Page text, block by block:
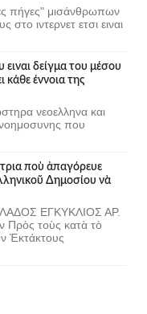
πήγες" μισάνθρωπων
στο ιντερνετ ετσι ειναι
δείγμα του μέσου
κάθε έννοια της
νεοελληνα και
νοημοσυνης που
ποὺ ἀπαγόρευε
Δημοσίου νὰ
ΕΓΚΥΚΛΙΟΣ ΑΡ.
Πρὸς τοὺς κατὰ τὸ
Ἐκτάκτους